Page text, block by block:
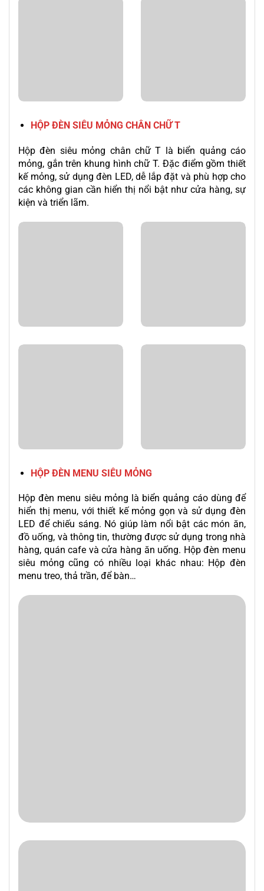
HỘP ĐÈN SIÊU MỎNG CHÂN CHỮ T
Hộp đèn siêu mỏng chân chữ T là biển quảng cáo
mỏng, gắn trên khung hình chữ T. Đặc điểm gồm thiết
kế mỏng, sử dụng đèn LED, dễ lắp đặt và phù hợp cho
các không gian cần hiển thị nổi bật như cửa hàng, sự
kiện và triển lãm.
HỘP ĐÈN MENU SIÊU MỎNG
Hộp đèn menu siêu mỏng là biển quảng cáo dùng để
hiển thị menu, với thiết kế mỏng gọn và sử dụng đèn
LED để chiếu sáng. Nó giúp làm nổi bật các món ăn,
đồ uống, và thông tin, thường được sử dụng trong nhà
hàng, quán cafe và cửa hàng ăn uống. Hộp đèn menu
siêu mỏng cũng có nhiều loại khác nhau: Hộp đèn
menu treo, thả trần, để bàn…